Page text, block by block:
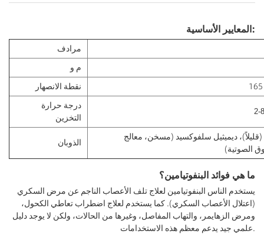
المعايير الأساسية:
مرادف
م و
نقطة الانصهار
درجة حرارة
التخزين
الذوبان
ديميثيل سلفوكسيد (مسخن، معالج
الصوتية)
ما هي فوائد البنفوتيامين؟
يستخدم الناس البنفوتيامين لعلاج تلف الأعصاب الناجم عن مرض السكري
(اعتلال الأعصاب السكري). كما يستخدم لعلاج اضطراب تعاطي الكحول،
ومرض الزهايمر، والتهاب المفاصل، وغيرها من الحالات، ولكن لا يوجد دليل
علمي جيد يدعم معظم هذه الاستخدامات.